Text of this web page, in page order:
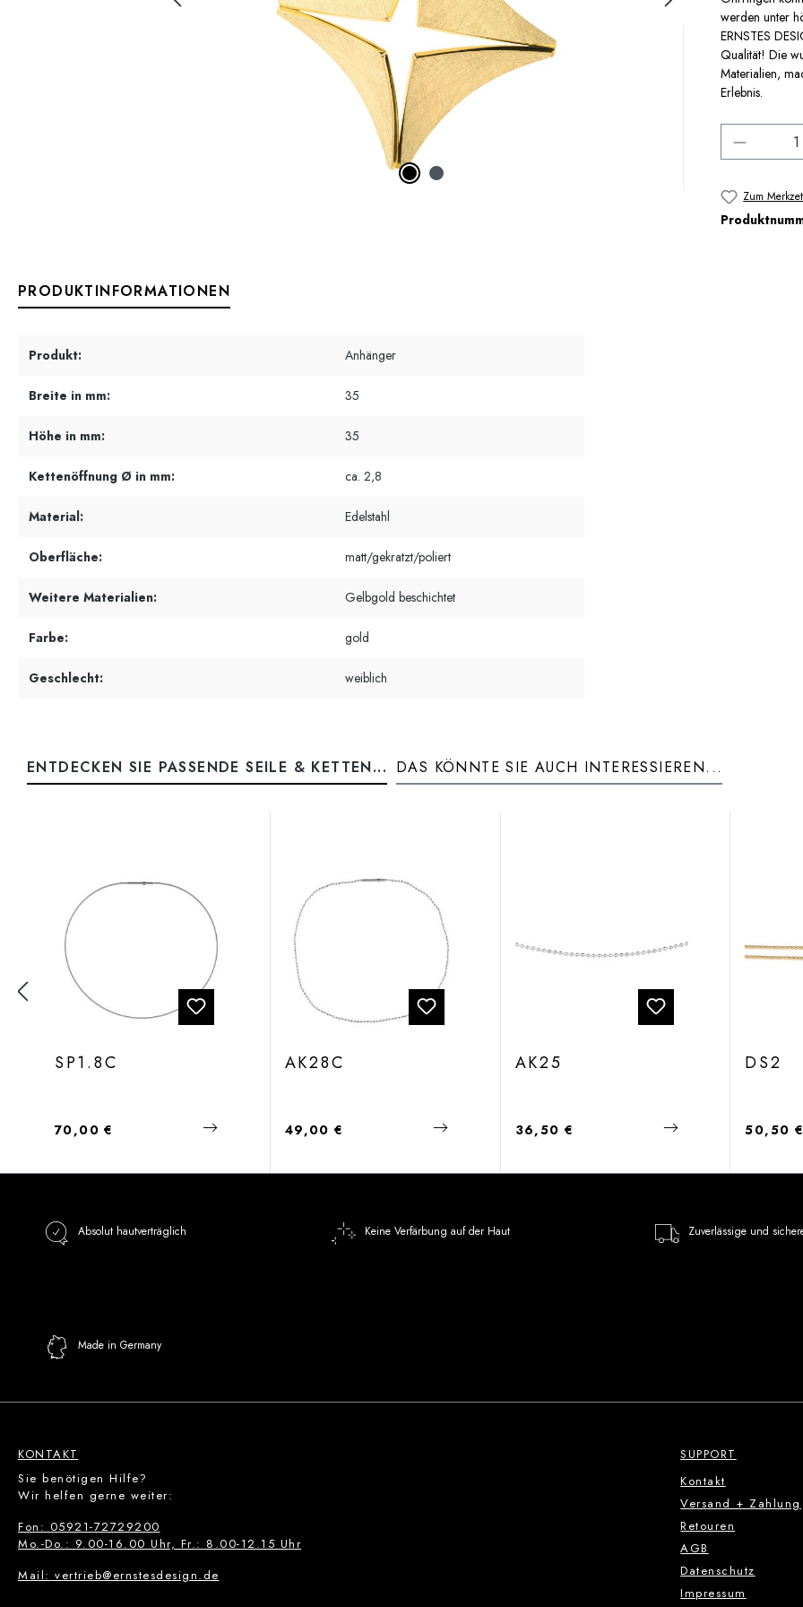
werden unter
ERNSTES
Qualität! Die
Materialien,
Erlebnis.
Zum
PRODUKTINFORMATIONEN
Produkt: Anhänger
Breite in mm: 35
Höhe in mm: 35
Kettenöffnung Ø in mm: ca. 2,8
Material: Edelstahl
Oberfläche: matt/gekratzt/poliert
Weitere Materialien: Gelbgold beschichtet
Farbe: gold
Geschlecht: weiblich
ENTDECKEN SIE PASSENDE SEILE & KETTEN... DAS KÖNNTE SIE AUCH INTERESSIEREN...
SP1.8C
Regulärer Preis:
70,00 €
AK28C
Regulärer Preis:
49,00 €
AK25
Regulärer Preis:
36,50 €
DS2
50,50 €
Absolut hautverträglich Keine Verfärbung auf der Haut Zuverlässige und
Made in Germany
KONTAKT
Sie benötigen Hilfe?
Wir helfen gerne weiter:
Fon: 05921-72729200
Mo.-Do.: 9.00-16.00 Uhr, Fr.: 8.00-12.15 Uhr
Mail: vertrieb@ernstesdesign.de
SUPPORT
Kontakt
Versand + Zahlung
Retouren
AGB
Datenschutz
Impressum